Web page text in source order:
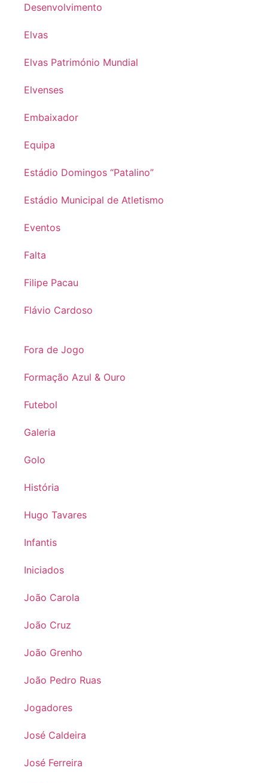
Desenvolvimento
Elvas
Elvas Património Mundial
Elvenses
Embaixador
Equipa
Estádio Domingos “Patalino”
Estádio Municipal de Atletismo
Eventos
Falta
Filipe Pacau
Flávio Cardoso
Fora de Jogo
Formação Azul & Ouro
Futebol
Galeria
Golo
História
Hugo Tavares
Infantis
Iniciados
João Carola
João Cruz
João Grenho
João Pedro Ruas
Jogadores
José Caldeira
José Ferreira